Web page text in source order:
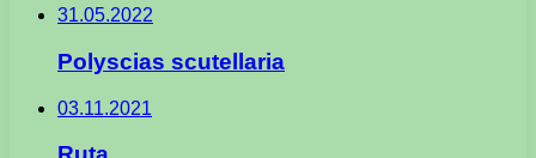
31.05.2022
Polyscias scutellaria
03.11.2021